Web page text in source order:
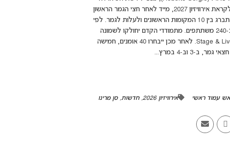
הסן מרינזית, דיבר על ההכנות המוקדמות מאוד שכבר מתוכננות לקראת אירוויזיון 2027, מייד לאחר חצי הגמר הראשון
של אירוויזיון 2026. למרבה הצער, המדינה הקטנה לא הצליחה להתברג בין 10 המקומות הראשונים ולעלות לגמר. לפי
רשת הטלוויזיה, ההרשמה לאודישנים נפתחה ו-SMRTV מצפה לכ-240 משתתפים. מתמודדי הקדם יחולקו לשמונה
קבוצות של כ-30 משתתפים אשר יעברו את שלבי ה-Stage & Live Academy. לאחר מכן ייבחרו 40 אומנים, חמישה
3 וב-4 במרץ...
עמוד ראשי אירוויזיון 2026 ,חדשות,סן מרינו